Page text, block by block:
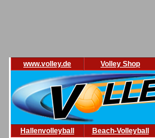
www.volley.de Volley Shop
Hallenvolleyball Beach-Volleyball